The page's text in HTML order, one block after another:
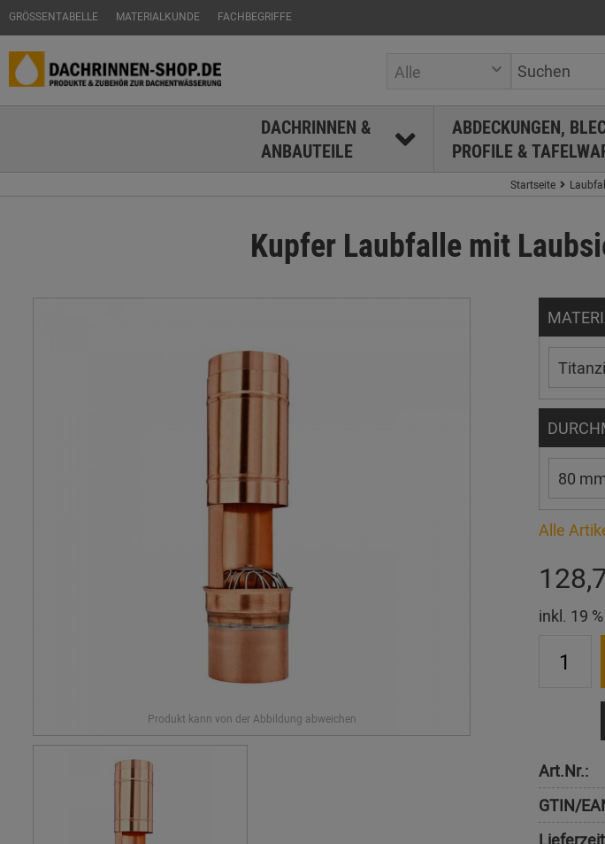
GRÖSSENTABELLE MATERIALKUNDE FACHBEGRIFFE
Alle
DACHRINNEN &
ANBAUTEILE
ABDECKUNGEN,
PROFILE &
Startseite
Kupfer Laubfalle mit
80
Alle
inkl. 19
Art.Nr.:
GTIN/